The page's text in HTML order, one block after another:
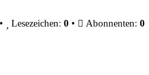
• Lesezeichen: 0 • Abonnenten: 0